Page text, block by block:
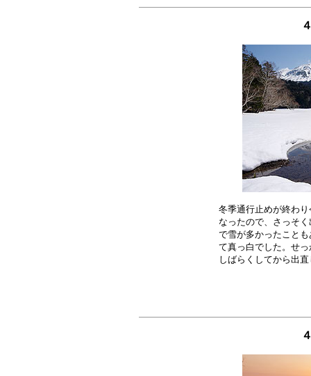
冬季通行止めが終わ
なったので、さっそ
で雪が多かったこと
て真っ白でした。せ